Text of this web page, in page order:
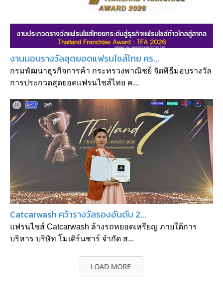
งานมอบรางวัลสุดยอดแฟรนไชส์ไทย คร...
กรมพัฒนาธุรกิจการค้า กระทรวงพาณิชย์ จัดพิธีมอบรางวัล
การประกวดสุดยอดแฟรนไชส์ไทย ค...
Catcarwash คว้ารางวัลรองอันดับ 2...
แฟรนไชส์ Catcarwash ล้างรถหยอดเหรียญ ภายใต้การ
บริหาร บริษัท โมเดิร์นชาร์ จำกัด ส...